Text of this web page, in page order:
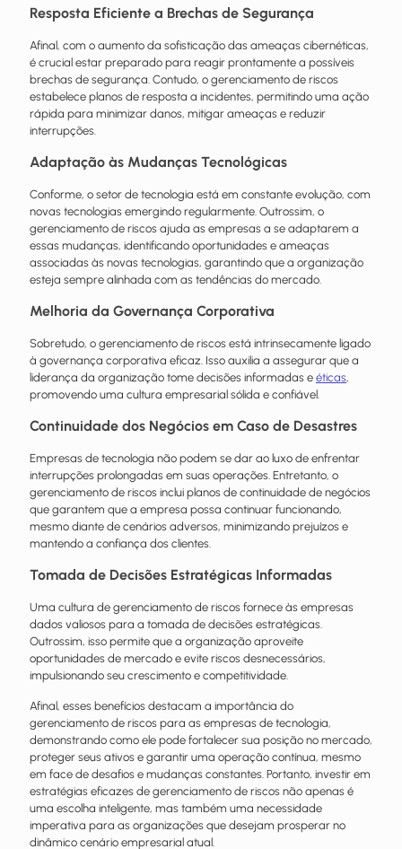
Resposta Eficiente a Brechas de Segurança
Afinal, com o aumento da sofisticação das ameaças cibernéticas,
é crucial estar preparado para reagir prontamente a possíveis
brechas de segurança. Contudo, o gerenciamento de riscos
estabelece planos de resposta a incidentes, permitindo uma ação
rápida para minimizar danos, mitigar ameaças e reduzir
interrupções.
Adaptação às Mudanças Tecnológicas
Conforme, o setor de tecnologia está em constante evolução, com
novas tecnologias emergindo regularmente. Outrossim, o
gerenciamento de riscos ajuda as empresas a se adaptarem a
essas mudanças, identificando oportunidades e ameaças
associadas às novas tecnologias, garantindo que a organização
esteja sempre alinhada com as tendências do mercado.
Melhoria da Governança Corporativa
Sobretudo, o gerenciamento de riscos está intrinsecamente ligado
à governança corporativa eficaz. Isso auxilia a assegurar que a
liderança da organização tome decisões informadas e éticas,
promovendo uma cultura empresarial sólida e confiável.
Continuidade dos Negócios em Caso de Desastres
Empresas de tecnologia não podem se dar ao luxo de enfrentar
interrupções prolongadas em suas operações. Entretanto, o
gerenciamento de riscos inclui planos de continuidade de negócios
que garantem que a empresa possa continuar funcionando,
mesmo diante de cenários adversos, minimizando prejuízos e
mantendo a confiança dos clientes.
Tomada de Decisões Estratégicas Informadas
Uma cultura de gerenciamento de riscos fornece às empresas
dados valiosos para a tomada de decisões estratégicas.
Outrossim, isso permite que a organização aproveite
oportunidades de mercado e evite riscos desnecessários,
impulsionando seu crescimento e competitividade.
Afinal, esses benefícios destacam a importância do
gerenciamento de riscos para as empresas de tecnologia,
demonstrando como ele pode fortalecer sua posição no mercado,
proteger seus ativos e garantir uma operação contínua, mesmo
em face de desafios e mudanças constantes. Portanto, investir em
estratégias eficazes de gerenciamento de riscos não apenas é
uma escolha inteligente, mas também uma necessidade
imperativa para as organizações que desejam prosperar no
dinâmico cenário empresarial atual.